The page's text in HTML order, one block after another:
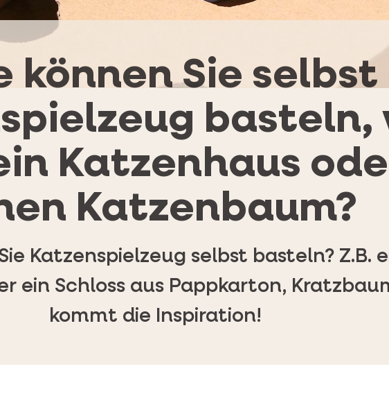
können Sie selbst
basteln,
Katzenhaus
Katzenbaum?
Katzenspielzeug selbst basteln? Z.B.
ein Schloss aus Pappkarton,
kommt die Inspiration!